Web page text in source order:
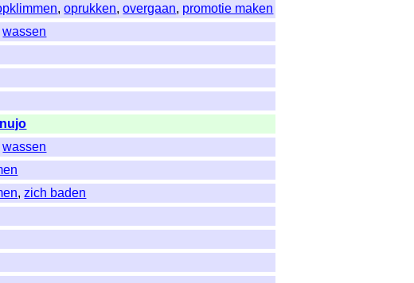
,oprukken,overgaan, promotie maken
wassen
wassen
,zich baden